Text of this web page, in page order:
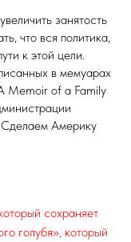
занятость
что вся политика,
к этой цели.
в мемуарах
Memoir of a Family
Америку
сохраняет
голубя», который